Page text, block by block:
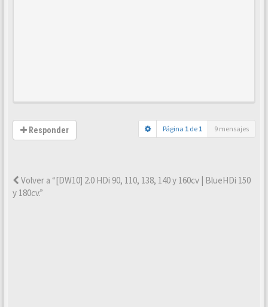
Responder Página 1 de 1 9 mensajes
Volver a “[DW10] 2.0 HDi 90, 110, 138, 140 y 160cv | BlueHDi 150
y 180cv.”